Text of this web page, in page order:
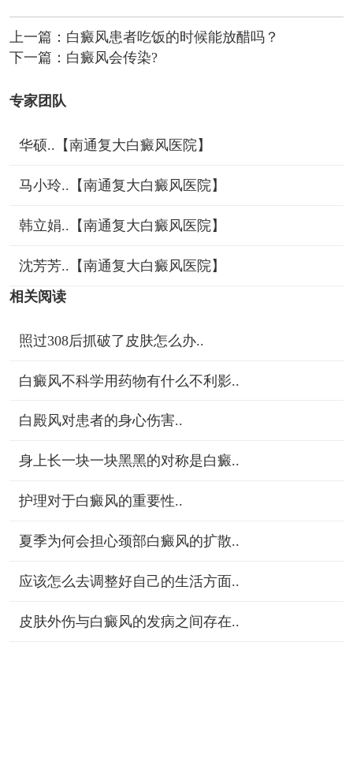
上一篇： 白癜风患者吃饭的时候能放醋吗？
下一篇： 白癜风会传染?
专家团队
华硕..【南通复大白癜风医院】
马小玲..【南通复大白癜风医院】
韩立娟..【南通复大白癜风医院】
沈芳芳..【南通复大白癜风医院】
相关阅读
照过308后抓破了皮肤怎么办..
白癜风不科学用药物有什么不利影..
白殿风对患者的身心伤害..
身上长一块一块黑黑的对称是白癜..
护理对于白癜风的重要性..
夏季为何会担心颈部白癜风的扩散..
应该怎么去调整好自己的生活方面..
皮肤外伤与白癜风的发病之间存在..